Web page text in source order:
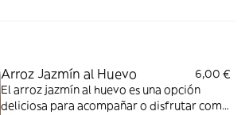
Arroz Jazmín al Huevo
6,00 €
El arroz jazmín al huevo es una opción
deliciosa para acompañar o disfrutar como